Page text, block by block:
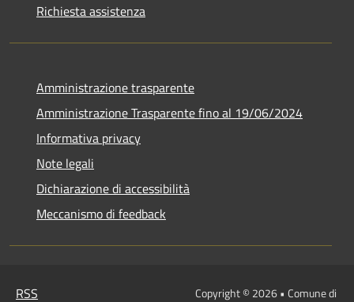
Richiesta assistenza
Amministrazione trasparente
Amministrazione Trasparente fino al 19/06/2024
Informativa privacy
Note legali
Dichiarazione di accessibilità
Meccanismo di feedback
RSS Copyright © 2026 • Comune di